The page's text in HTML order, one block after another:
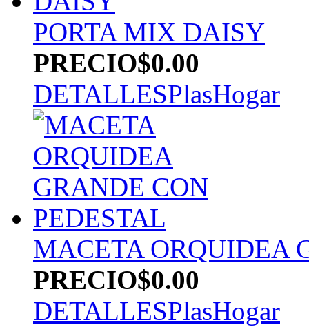
PORTA MIX DAISY
PRECIO$0.00
DETALLESPlasHogar
MACETA ORQUIDEA
PRECIO$0.00
DETALLESPlasHogar